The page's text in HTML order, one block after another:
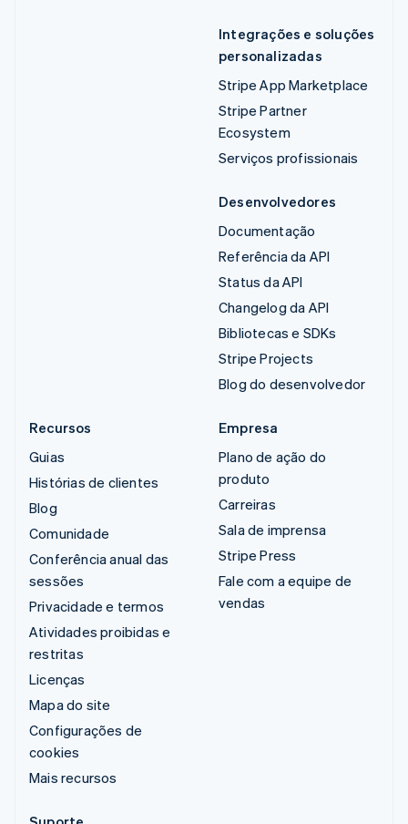
Integrações e soluções
personalizadas
Stripe App Marketplace
Stripe Partner
Ecosystem
Serviços profissionais
Desenvolvedores
Documentação
Referência da API
Status da API
Changelog da API
Bibliotecas e SDKs
Stripe Projects
Blog do desenvolvedor
Recursos
Guias
Histórias de clientes
Blog
Comunidade
Conferência anual das
sessões
Privacidade e termos
Atividades proibidas e
restritas
Licenças
Mapa do site
Configurações de
cookies
Mais recursos
Empresa
Plano de ação do
produto
Carreiras
Sala de imprensa
Stripe Press
Fale com a equipe de
vendas